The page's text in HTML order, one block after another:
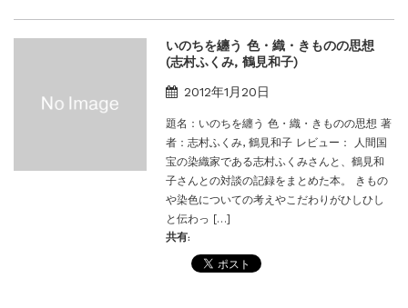
いのちを纏う 色・織・きものの思想
(志村ふくみ, 鶴見和子)
2012年1月20日
題名：いのちを纏う 色・織・きものの思想 著
者：志村ふくみ, 鶴見和子 レビュー： 人間国
宝の染織家である志村ふくみさんと、鶴見和
子さんとの対談の記録をまとめた本。 きもの
や染色についての考えやこだわりがひしひし
と伝わっ […]
共有: